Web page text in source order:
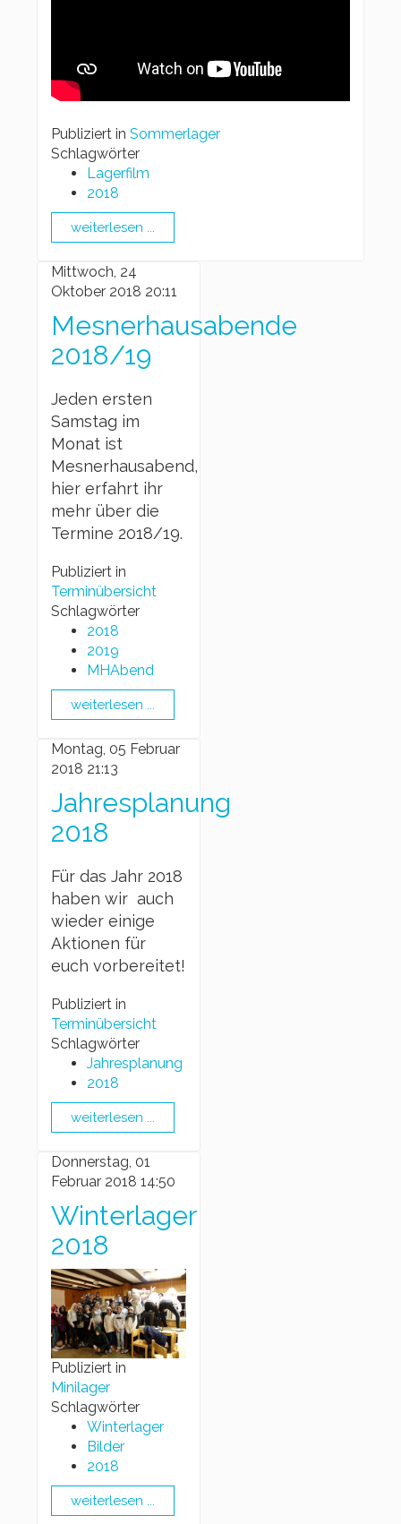
Publiziert in Sommerlager
Schlagwörter
Lagerfilm
2018
weiterlesen ...
Mittwoch, 24
Oktober 2018 20:11
Mesnerhausabende
2018/19
Jeden ersten
Samstag im
Monat ist
Mesnerhausabend,
hier erfahrt ihr
mehr über die
Termine 2018/19.
Publiziert in
Terminübersicht
Schlagwörter
2018
2019
MHAbend
weiterlesen ...
Montag, 05 Februar
2018 21:13
Jahresplanung
2018
Für das Jahr 2018
haben wir auch
wieder einige
Aktionen für
euch vorbereitet!
Publiziert in
Terminübersicht
Schlagwörter
Jahresplanung
2018
weiterlesen ...
Donnerstag, 01
Februar 2018 14:50
Winterlager
2018
Publiziert in
Minilager
Schlagwörter
Winterlager
Bilder
2018
weiterlesen ...